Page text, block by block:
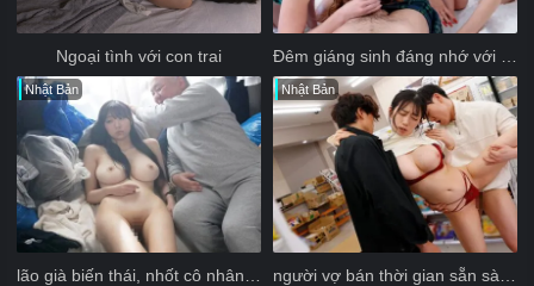
Ngoại tình với con trai Đêm giáng sinh đáng nhớ với 3 người chị kế
Nhật Bản Nhật Bản